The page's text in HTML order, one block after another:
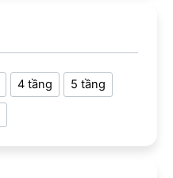
4 tầng 5 tầng